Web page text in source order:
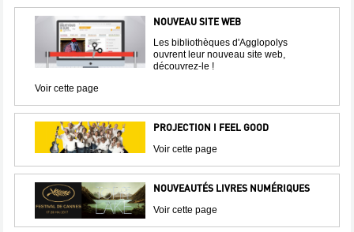
NOUVEAU SITE WEB
Les bibliothèques d'Agglopolys
ouvrent leur nouveau site web,
découvrez-le !
Voir cette page
PROJECTION I FEEL GOOD
Voir cette page
NOUVEAUTÉS LIVRES NUMÉRIQUES
Voir cette page